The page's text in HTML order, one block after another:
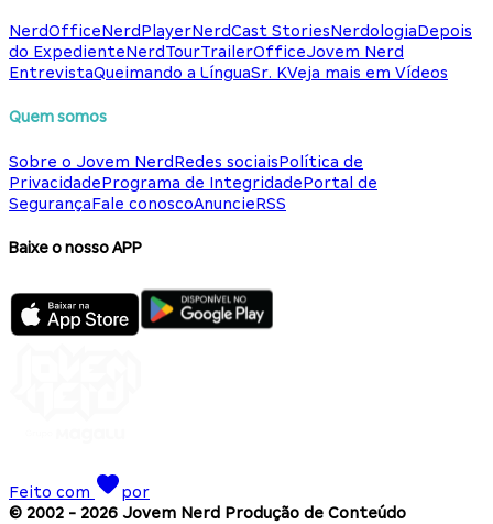
NerdOfficeNerdPlayerNerdCast StoriesNerdologiaDepois
do ExpedienteNerdTourTrailerOfficeJovem Nerd
EntrevistaQueimando a LínguaSr. KVeja mais em Vídeos
Quem somos
Sobre o Jovem NerdRedes sociaisPolítica de
PrivacidadePrograma de IntegridadePortal de
SegurançaFale conoscoAnuncieRSS
Baixe o nosso APP
Feito com
por
© 2002 - 2026 Jovem Nerd Produção de Conteúdo